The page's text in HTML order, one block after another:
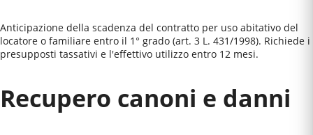
Anticipazione della scadenza del contratto per uso abitativo del
locatore o familiare entro il 1° grado (art. 3 L. 431/1998). Richiede i
presupposti tassativi e l'effettivo utilizzo entro 12 mesi.
Recupero canoni e danni